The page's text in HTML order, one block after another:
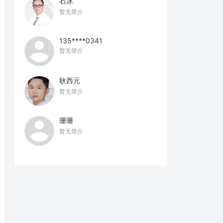
暂无简介
135****0341
暂无简介
耿西元
暂无简介
珊珊
暂无简介